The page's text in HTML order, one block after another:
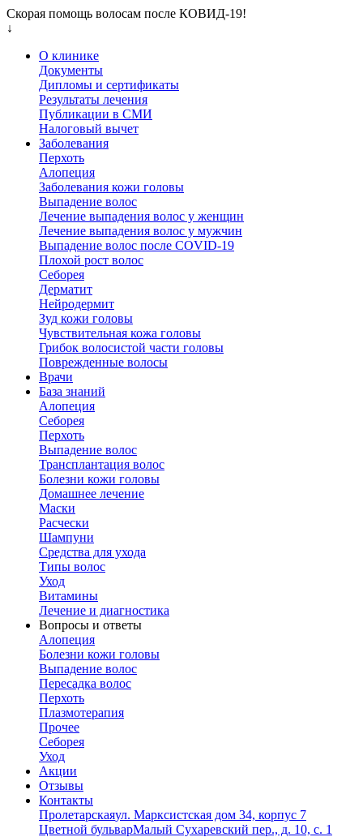
Скорая помощь волосам после КОВИД-19!
↓
О клинике
Документы
Дипломы и сертификаты
Результаты лечения
Публикации в СМИ
Налоговый вычет
Заболевания
Перхоть
Алопеция
Заболевания кожи головы
Выпадение волос
Лечение выпадения волос у женщин
Лечение выпадения волос у мужчин
Выпадение волос после COVID-19
Плохой рост волос
Cеборея
Дерматит
Нейродермит
Зуд кожи головы
Чувствительная кожа головы
Грибок волосистой части головы
Поврежденные волосы
Врачи
База знаний
Алопеция
Себорея
Перхоть
Выпадение волос
Трансплантация волос
Болезни кожи головы
Домашнее лечение
Маски
Расчески
Шампуни
Средства для ухода
Типы волос
Уход
Витамины
Лечение и диагностика
Вопросы и ответы
Алопеция
Болезни кожи головы
Выпадение волос
Пересадка волос
Перхоть
Плазмотерапия
Прочее
Себорея
Уход
Акции
Отзывы
Контакты
Пролетарскаяул. Марксистская дом 34, корпус 7
Цветной бульварМалый Сухаревский пер., д. 10, с. 1